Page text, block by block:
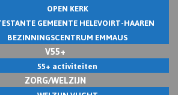
OPEN KERK
GEMEENTE HELEVOIRT-HAAREN
BEZINNINGSCENTRUM EMMAUS
V55+
55+ activiteiten
ZORG/WELZIJN